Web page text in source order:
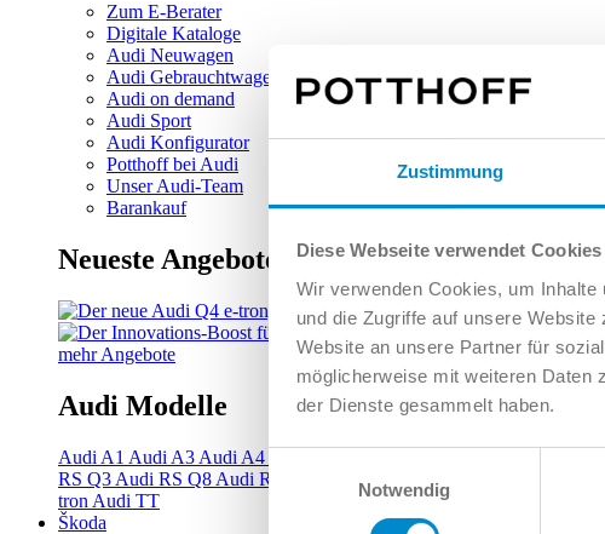
Zustimmung
Diese Webseite verwendet Cookies
Wir verwenden Cookies, um
und die Zugriffe auf unsere
Website an unsere Partner für
möglicherweise mit weiteren Daten
der Dienste gesammelt haben.
Einwilligungsauswahl
Notwendig
Zum E-Berater
Digitale Kataloge
Audi Neuwagen
Audi Gebrauchtwagen
Audi on demand
Audi Sport
Audi Konfigurator
Potthoff bei Audi
Unser Audi-Team
Barankauf
Neueste Angebote
mehr Angebote
Audi Modelle
Audi A1 Audi A3 Audi A4
RS Q3 Audi RS Q8 Audi RS3 Audi RS4 Audi RS5
tron Audi TT
Škoda